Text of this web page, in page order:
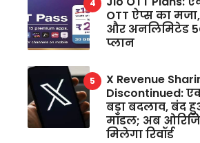
OTT ऐप्स का
और अनलिमिटेड
प्लान
X Revenue
Discontinued:
बड़ा बदलाव, बंद
मॉडल; अब
मिलेगा रिवॉर्ड